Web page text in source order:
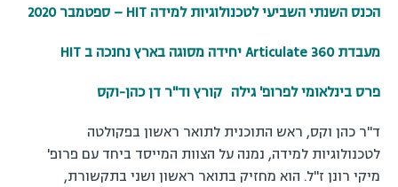
הכנס השנתי השביעי לטכנולוגיות למידה HIT – ספטמבר 2020
מעבדת Articulate 360 יחידה מסוגה בארץ נחנכה ב HIT
פרס בינלאומי לפרופ' גילה קורץ וד"ר דן כהן-וקס
ד"ר כהן וקס, ראש התוכנית לתואר ראשון בפקולטה
לטכנולוגיות למידה, נמנה על הצוות המייסד ביחד עם פרופ'
מיקי רונן ז"ל. הוא מחזיק בתואר ראשון ושני בתקשורת,